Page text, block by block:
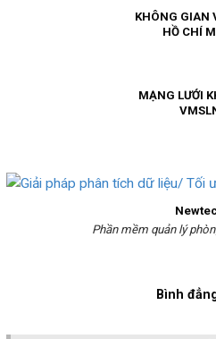
KHÔNG GIAN
HỒ CHÍ
MẠNG LƯỚI
Phần mềm quản lý
Bình